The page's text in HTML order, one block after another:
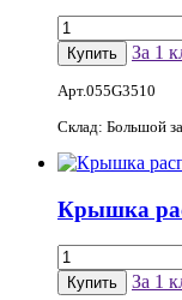
За 1
Арт.055G3510
Склад: Большой
Крышка
За 1